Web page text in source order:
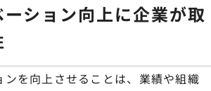
ション向上に企業が取
を向上させることは、業績や組織